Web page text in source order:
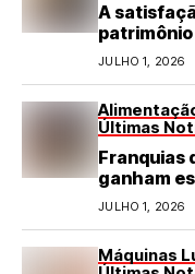
A
JULHO 1, 2026
Últimas
Franquias
ganham
refeições
JULHO 1, 2026
Máquinas